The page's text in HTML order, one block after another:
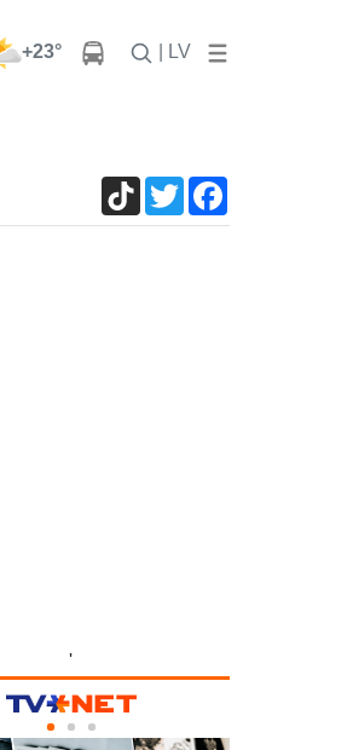
+23° | LV
TikTokTwitter
'